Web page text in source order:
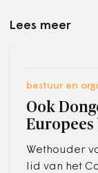
Lees meer
bestuur en
Ook
Wethouder
lid van het